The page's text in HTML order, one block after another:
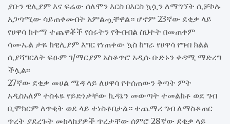
ያቡን ዊሊያም እና ፍሬው ሰለሞን እርስ በእርስ ኳሷን ለማግኘት ሲቻኮሉ
አጋጣሚው ሳይጠቀሙበት አምልጧቸዋል። ሆኖም 23ኛው ደቂቃ ላይ
የሀዋሳ ከተማ ተጨዋቾች የሰሩትን የቅብብል ስህተት በመጠቀም
ሳሙኤል ታዬ ከዊሊያም እግር የነጠቀው ኳስ ከግራ የሀዋሳ የግብ ክልል
ሲያሻግርለት ፍፁም ገ/ማርያም አስቆጥሮ አዲሱ ቡድኑን ቀዳሚ ማድረግ
ችሏል፡፡
27ኛው ደቂቃ መሀል ሜዳ ላይ ለሀዋሳ የተሰጠውን ቅጣት ምት
አዲስአለም ተስፋዬ የይድነቃቸው ኪዳኔን መውጣት ተመልክቶ ወደ ግብ
ቢሞክርም ለጥቂት ወደ ላይ ተነስቶበታል። ተጨማሪ ግብ ለማስቆጠር
ጥረት ያደረጉት መከላከያዎች ጥረታቸው ሰምሮ 28ኛው ደቂቃ ላይ